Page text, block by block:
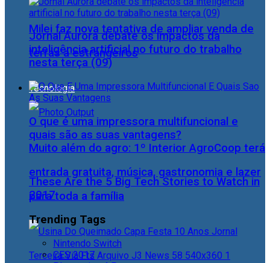
Milei faz nova tentativa de ampliar venda de
terras a estrangeiros
Tecnologia
Muito além do agro: 1º Interior AgroCoop terá
entrada gratuita, música, gastronomia e lazer
para toda a família
Jornal Aurora debate os impactos da
inteligência artificial no futuro do trabalho
nesta terça (09)
O que é uma impressora multifuncional e
quais são as suas vantagens?
These Are the 5 Big Tech Stories to Watch in
2017
Trending Tags
Nintendo Switch
CES 2017